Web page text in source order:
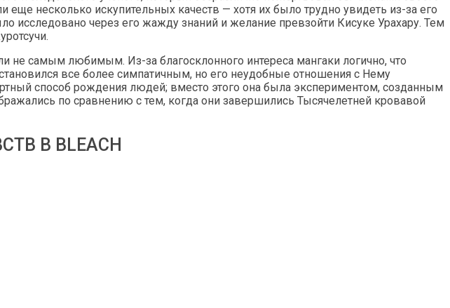
несколько искупительных качеств — хотя их было трудно увидеть из-за его
исследовано через его жажду знаний и желание превзойти Кисуке Урахару. Тем
самым любимым. Из-за благосклонного интереса мангаки логично, что
все более симпатичным, но его неудобные отношения с Нему
способ рождения людей; вместо этого она была экспериментом, созданным
по сравнению с тем, когда они завершились Тысячелетней кровавой
В BLEACH